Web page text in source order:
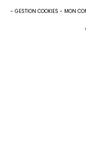
GESTION COOKIES MON